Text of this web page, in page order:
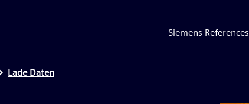
Siemens References
Lade Daten